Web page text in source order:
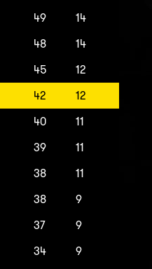
49
14
48
14
45
12
42
12
40
11
39
11
38
11
38
9
37
9
34
9